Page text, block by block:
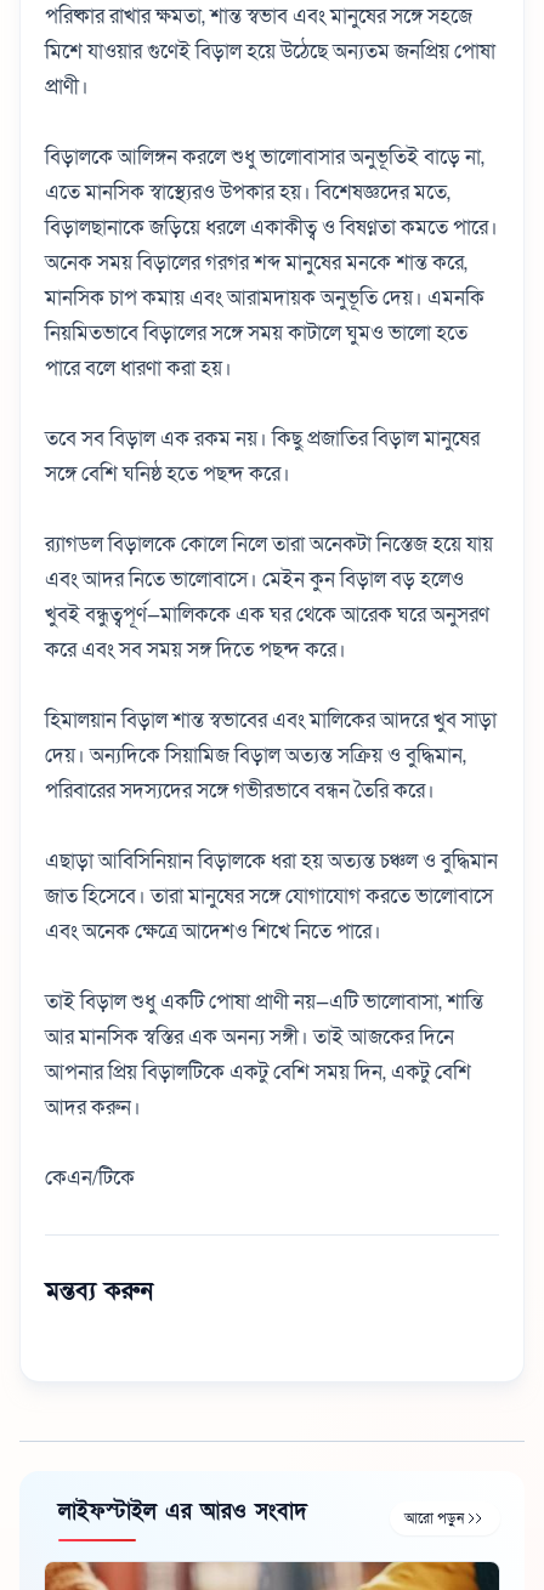
পরিষ্কার রাখার ক্ষমতা, শান্ত স্বভাব এবং মানুষের সঙ্গে সহজে
মিশে যাওয়ার গুণেই বিড়াল হয়ে উঠেছে অন্যতম জনপ্রিয় পোষা
প্রাণী।
বিড়ালকে আলিঙ্গন করলে শুধু ভালোবাসার অনুভূতিই বাড়ে না,
এতে মানসিক স্বাস্থ্যেরও উপকার হয়। বিশেষজ্ঞদের মতে,
বিড়ালছানাকে জড়িয়ে ধরলে একাকীত্ব ও বিষণ্নতা কমতে পারে।
অনেক সময় বিড়ালের গরগর শব্দ মানুষের মনকে শান্ত করে,
মানসিক চাপ কমায় এবং আরামদায়ক অনুভূতি দেয়। এমনকি
নিয়মিতভাবে বিড়ালের সঙ্গে সময় কাটালে ঘুমও ভালো হতে
পারে বলে ধারণা করা হয়।
তবে সব বিড়াল এক রকম নয়। কিছু প্রজাতির বিড়াল মানুষের
সঙ্গে বেশি ঘনিষ্ঠ হতে পছন্দ করে।
র‍্যাগডল বিড়ালকে কোলে নিলে তারা অনেকটা নিস্তেজ হয়ে যায়
এবং আদর নিতে ভালোবাসে। মেইন কুন বিড়াল বড় হলেও
খুবই বন্ধুত্বপূর্ণ—মালিককে এক ঘর থেকে আরেক ঘরে অনুসরণ
করে এবং সব সময় সঙ্গ দিতে পছন্দ করে।
হিমালয়ান বিড়াল শান্ত স্বভাবের এবং মালিকের আদরে খুব সাড়া
দেয়। অন্যদিকে সিয়ামিজ বিড়াল অত্যন্ত সক্রিয় ও বুদ্ধিমান,
পরিবারের সদস্যদের সঙ্গে গভীরভাবে বন্ধন তৈরি করে।
এছাড়া আবিসিনিয়ান বিড়ালকে ধরা হয় অত্যন্ত চঞ্চল ও বুদ্ধিমান
জাত হিসেবে। তারা মানুষের সঙ্গে যোগাযোগ করতে ভালোবাসে
এবং অনেক ক্ষেত্রে আদেশও শিখে নিতে পারে।
তাই বিড়াল শুধু একটি পোষা প্রাণী নয়—এটি ভালোবাসা, শান্তি
আর মানসিক স্বস্তির এক অনন্য সঙ্গী। তাই আজকের দিনে
আপনার প্রিয় বিড়ালটিকে একটু বেশি সময় দিন, একটু বেশি
আদর করুন।
কেএন/টিকে
মন্তব্য করুন
লাইফস্টাইল এর আরও সংবাদ আরো পড়ুন